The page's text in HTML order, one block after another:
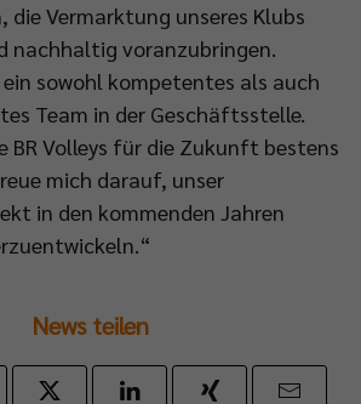
die Vermarktung unseres Klubs
nachhaltig voranzubringen.
sowohl kompetentes als auch
Team in der Geschäftsstelle.
BR Volleys für die Zukunft bestens
mich darauf, unser
in den kommenden Jahren
News teilen